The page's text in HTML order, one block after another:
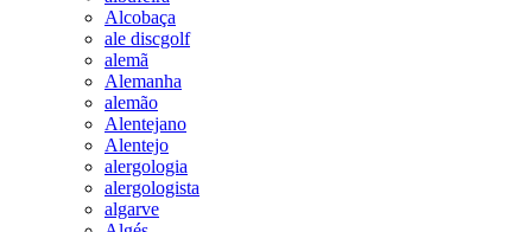
Alcobaça
ale discgolf
alemã
Alemanha
alemão
Alentejano
Alentejo
alergologia
alergologista
algarve